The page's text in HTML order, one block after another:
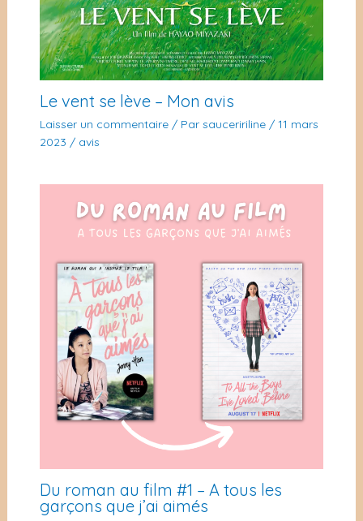
Le vent se lève – Mon avis
Laisser un commentaire / Par sauceririline / 11 mars
2023 / avis
Du roman au film #1 – A tous les
garçons que j’ai aimés